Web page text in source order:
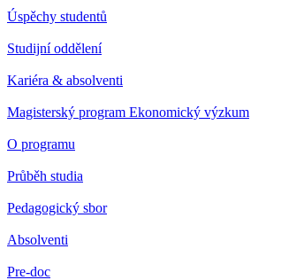
Úspěchy studentů
Studijní oddělení
Kariéra & absolventi
Magisterský program Ekonomický výzkum
O programu
Průběh studia
Pedagogický sbor
Absolventi
Pre-doc